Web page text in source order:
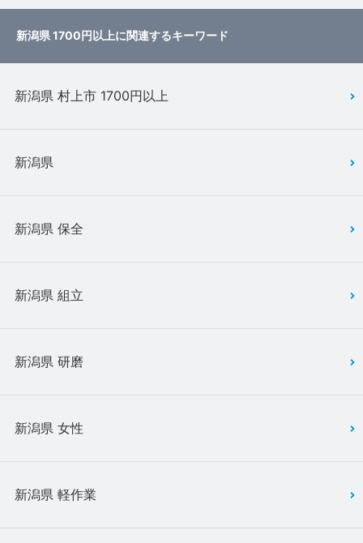
新潟県 1700円以上に関連するキーワード
新潟県 村上市 1700円以上
新潟県
新潟県 保全
新潟県 組立
新潟県 研磨
新潟県 女性
新潟県 軽作業